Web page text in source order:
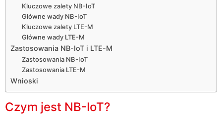
Kluczowe zalety NB-IoT
Główne wady NB-IoT
Kluczowe zalety LTE-M
Główne wady LTE-M
Zastosowania NB-IoT i LTE-M
Zastosowania NB-IoT
Zastosowania LTE-M
Wnioski
Czym jest NB-IoT?